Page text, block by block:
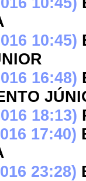
10:45)
16:48)
18:13)
17:40)
23:28)